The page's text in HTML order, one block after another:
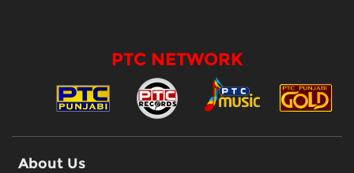
PTC NETWORK
About Us